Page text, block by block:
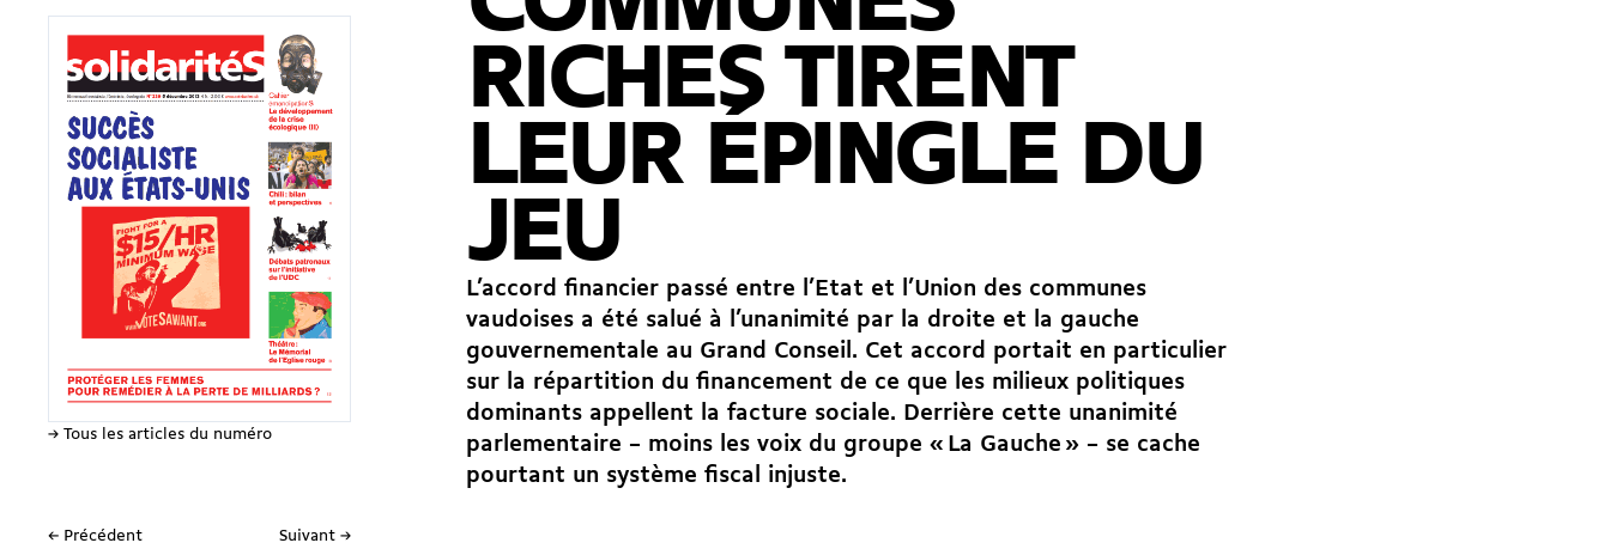
→ Tous les articles du numéro
← Précédent Suivant →
RICHES TIRENT
LEUR ÉPINGLE DU
JEU
L’accord financier passé entre l’Etat et l’Union des communes
vaudoises a été salué à l’unanimité par la droite et la gauche
gouvernementale au Grand Conseil. Cet accord portait en particulier
sur la répartition du financement de ce que les milieux politiques
dominants appellent la facture sociale. Derrière cette unanimité
parlementaire – moins les voix du groupe « La Gauche » – se cache
pourtant un système fiscal injuste.